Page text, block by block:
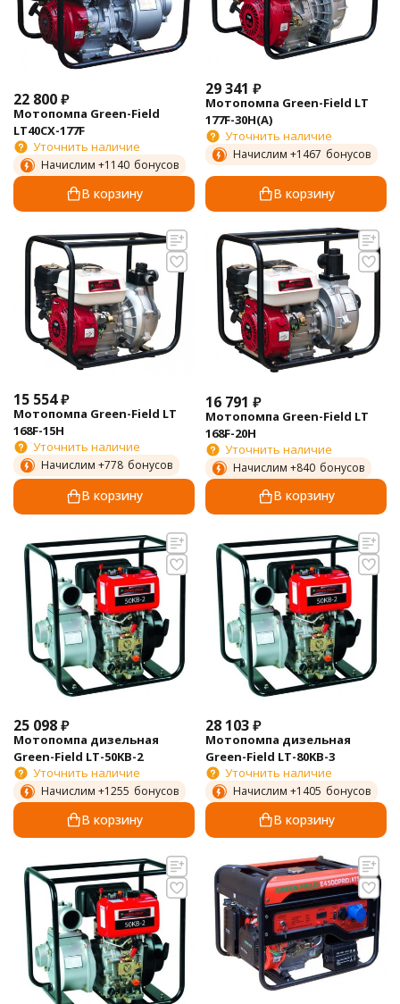
22 800₽
Мотопомпа Green-Field
LT40CX-177F
Уточнить наличие
Начислим +1140 бонусов
В корзину
29 341 ₽
Мотопомпа Green-Field LT
177F-30H(А)
Уточнить наличие
Начислим +1467 бонусов
В корзину
15 554₽
Мотопомпа Green-Field LT
168F-15H
Уточнить наличие
Начислим +778 бонусов
В корзину
16 791 ₽
Мотопомпа Green-Field LT
168F-20H
Уточнить наличие
Начислим +840 бонусов
В корзину
25 098₽
Мотопомпа дизельная
Green-Field LT-50KB-2
Уточнить наличие
Начислим +1255 бонусов
В корзину
28 103₽
Мотопомпа дизельная
Green-Field LT-80KB-3
Уточнить наличие
Начислим +1405 бонусов
В корзину